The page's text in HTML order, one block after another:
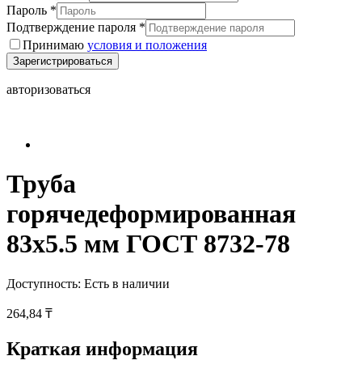
Пароль *
Подтверждение пароля *
Принимаю условия и положения
Зарегистрироваться
авторизоваться
Труба
горячедеформированная
83х5.5 мм ГОСТ 8732-78
Доступность: Есть в наличии
264,84 ₸
Краткая информация